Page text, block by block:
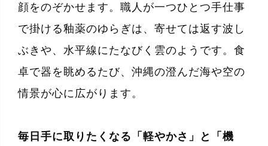
顔をのぞかせます。職人が一つひとつ手仕事
で掛ける釉薬のゆらぎは、寄せては返す波し
ぶきや、水平線にたなびく雲のようです。食
卓で器を眺めるたび、沖縄の澄んだ海や空の
情景が心に広がります。
毎日手に取りたくなる「軽やかさ」と「機